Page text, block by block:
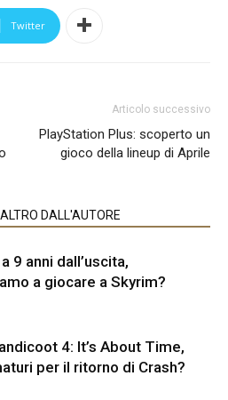
Twitter
Articolo successivo
PlayStation Plus: scoperto un
gioco della lineup di Aprile
ALTRO DALL'AUTORE
9 anni dall’uscita,
a giocare a Skyrim?
4: It’s About Time,
per il ritorno di Crash?